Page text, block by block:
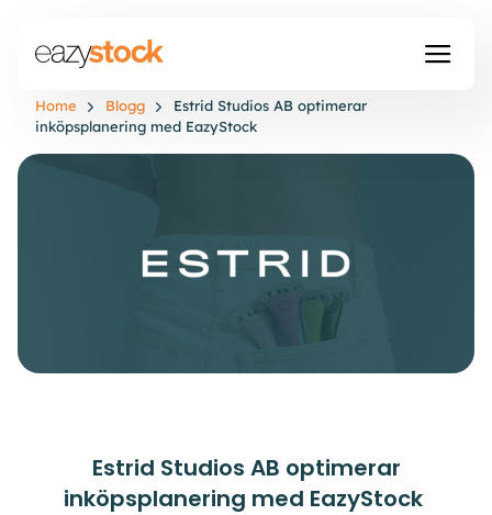
Home Blogg
Estrid Studios AB optimerar
inköpsplanering med EazyStock
Estrid Studios AB optimerar
inköpsplanering med EazyStock